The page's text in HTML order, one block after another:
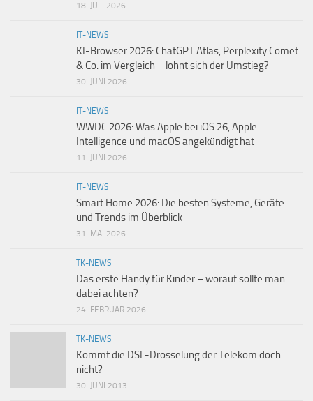
18. JULI 2026
IT-NEWS
KI-Browser 2026: ChatGPT Atlas, Perplexity Comet
& Co. im Vergleich – lohnt sich der Umstieg?
30. JUNI 2026
IT-NEWS
WWDC 2026: Was Apple bei iOS 26, Apple
Intelligence und macOS angekündigt hat
11. JUNI 2026
IT-NEWS
Smart Home 2026: Die besten Systeme, Geräte
und Trends im Überblick
31. MAI 2026
TK-NEWS
Das erste Handy für Kinder – worauf sollte man
dabei achten?
24. FEBRUAR 2026
TK-NEWS
Kommt die DSL-Drosselung der Telekom doch
nicht?
30. JUNI 2013